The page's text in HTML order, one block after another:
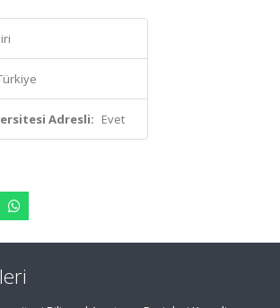
Adresli: Evet